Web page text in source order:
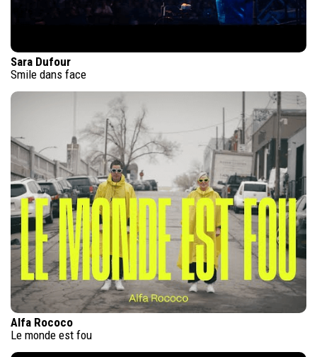
Sara Dufour
Smile dans face
Alfa Rococo
Le monde est fou